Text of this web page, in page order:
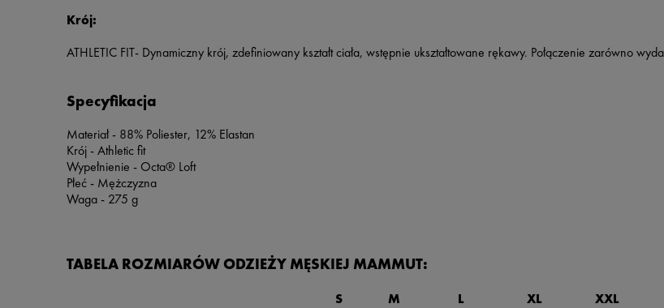
Krój:
ATHLETIC FIT- Dynamiczny krój, zdefiniowany kształt ciała, wstępnie ukształtowane rękawy. Połączenie zarówno
Specyfikacja
Materiał - 88% Poliester, 12% Elastan
Krój - Athletic fit
Wypełnienie - Octa® Loft
Płeć - Mężczyzna
Waga - 275 g
TABELA ROZMIARÓW ODZIEŻY MĘSKIEJ MAMMUT:
S M L XL XXL